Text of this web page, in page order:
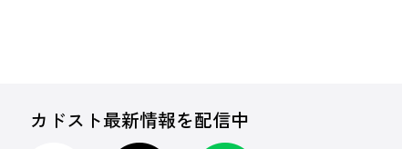
カドスト最新情報を配信中